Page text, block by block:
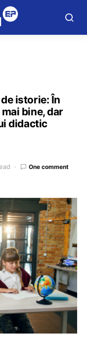
istorie: În
bine, dar
didactic
One comment